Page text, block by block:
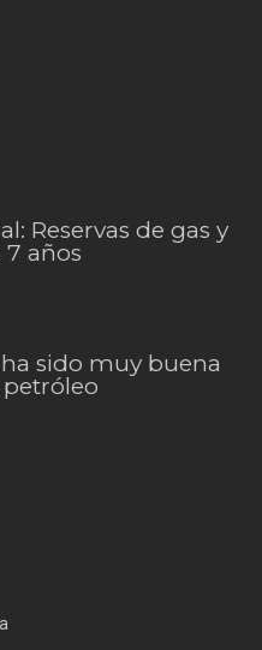
Reservas de gas y
años
sido muy buena